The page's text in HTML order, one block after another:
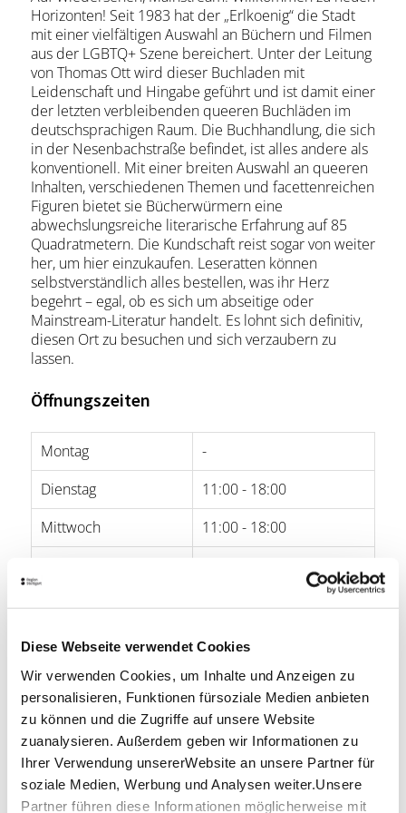
Diese Webseite verwendet Cookies
Wir verwenden Cookies, um Inhalte und Anzeigen zu
personalisieren, Funktionen fürsoziale Medien anbieten
zu können und die Zugriffe auf unsere Website
zuanalysieren. Außerdem geben wir Informationen zu
Ihrer Verwendung unsererWebsite an unsere Partner für
soziale Medien, Werbung und Analysen weiter.Unsere
Partner führen diese Informationen möglicherweise mit
Horizonten! Seit 1983 hat der „Erlkoenig“ die Stadt
mit einer vielfältigen Auswahl an Büchern und Filmen
aus der LGBTQ+ Szene bereichert. Unter der Leitung
von Thomas Ott wird dieser Buchladen mit
Leidenschaft und Hingabe geführt und ist damit einer
der letzten verbleibenden queeren Buchläden im
deutschsprachigen Raum. Die Buchhandlung, die sich
in der Nesenbachstraße befindet, ist alles andere als
konventionell. Mit einer breiten Auswahl an queeren
Inhalten, verschiedenen Themen und facettenreichen
Figuren bietet sie Bücherwürmern eine
abwechslungsreiche literarische Erfahrung auf 85
Quadratmetern. Die Kundschaft reist sogar von weiter
her, um hier einzukaufen. Leseratten können
selbstverständlich alles bestellen, was ihr Herz
begehrt – egal, ob es sich um abseitige oder
Mainstream-Literatur handelt. Es lohnt sich definitiv,
diesen Ort zu besuchen und sich verzaubern zu
lassen.
Öffnungszeiten
Montag
-
Dienstag
11:00 - 18:00
Mittwoch
11:00 - 18:00
Freitag
11:00 - 18:00
Samstag
11:00 - 18:00
Sonntag
-
Lage & Kontakt
Erlkoenig